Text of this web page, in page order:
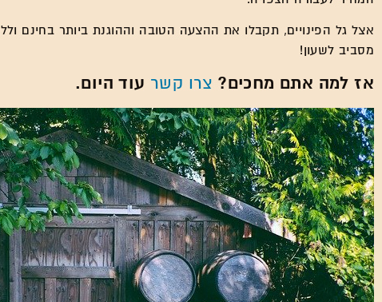
אצל גל הפינויים, תקבלו את ההצעה הטובה וההוגנת ביותר בחינם
מסביב לשעון!
אז למה אתם מחכים? צרו קשר עוד היום.